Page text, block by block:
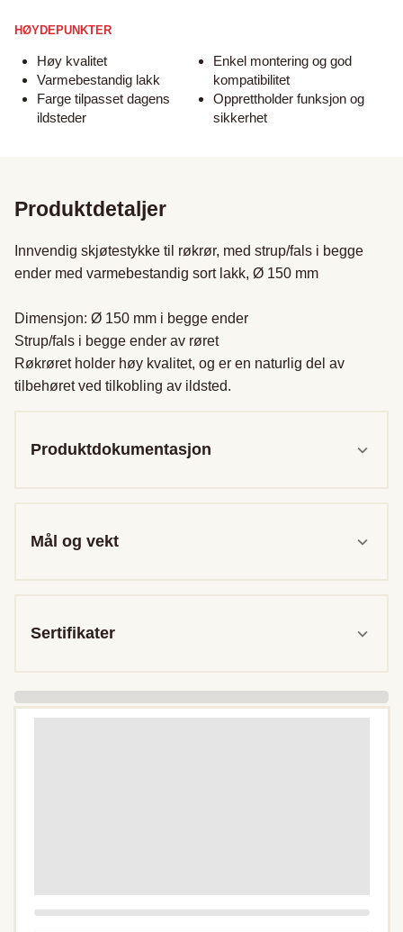
HØYDEPUNKTER
Høy kvalitet
Varmebestandig lakk
Farge tilpasset dagens
ildsteder
Enkel montering og god
kompatibilitet
Opprettholder funksjon og
sikkerhet
Produktdetaljer
Innvendig skjøtestykke til røkrør, med strup/fals i begge
ender med varmebestandig sort lakk, Ø 150 mm
Dimensjon: Ø 150 mm i begge ender
Strup/fals i begge ender av røret
Røkrøret holder høy kvalitet, og er en naturlig del av
tilbehøret ved tilkobling av ildsted.
Produktdokumentasjon
Mål og vekt
Sertifikater